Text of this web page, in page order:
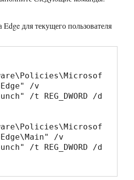
для текущего пользователя
/v
/t REG_DWORD /d
/v
/t REG_DWORD /d